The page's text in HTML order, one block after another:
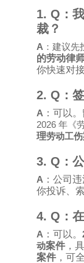
1. Q ：
裁？
A ：建议
的劳动律
你快速对
2. Q ：
A ：可以
2026 年《
理劳动工伤
3. Q ：
A ：公司违
你投诉、
4. Q ：
A ：可以。
动案件 ，
案件 ，可